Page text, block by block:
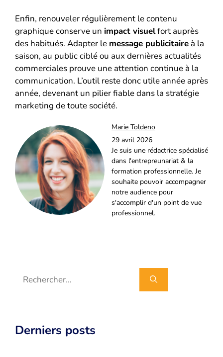
Enfin, renouveler régulièrement le contenu
graphique conserve un impact visuelfort auprès
des habitués. Adapter le message publicitaire à la
saison, au public ciblé ou aux dernières actualités
commerciales prouve une attention continue à la
communication. L’outil reste donc utile année après
année, devenant un pilier fiable dans la stratégie
marketing de toute société.
Marie Toldeno
29 avril 2026
Je suis une rédactrice spécialisé
dans l'entrepreunariat & la
formation professionnelle. Je
souhaite pouvoir accompagner
notre audience pour
s'accomplir d'un point de vue
professionnel.
Rechercher :
Derniers posts